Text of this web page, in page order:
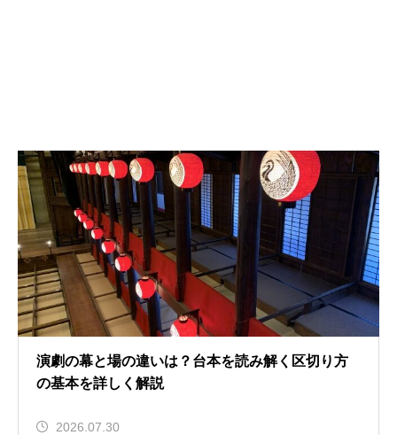
演劇の幕と場の違いは？台本を読み解く区切り方
の基本を詳しく解説
2026.07.30